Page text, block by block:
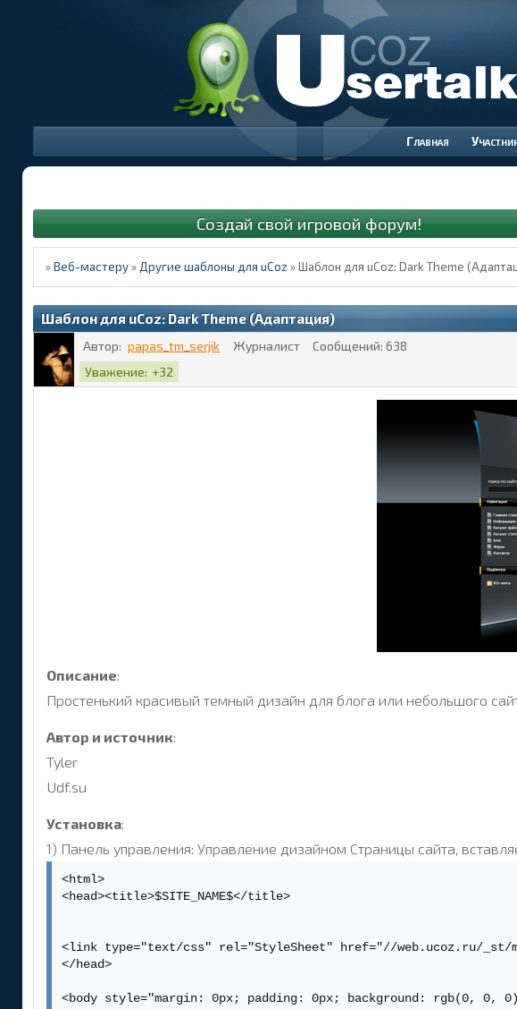
Создай свой игровой форум!
»Веб-мастеру »Другие шаблоны для uCoz »Шаблон для uCoz: Dark Theme
Шаблон для uCoz: Dark Theme (Адаптация)
Автор: papas_tm_serjik Журналист Сообщений: 638
Уважение: +32
Описание:
Простенький красивый темный дизайн для блога или небольшого
Автор и источник:
Tyler
Udf.su
Установка:
1) Панель управления: Управление дизайном Страницы сайта,
<html>
<head><title>$SITE_NAME$</title>
<link type="text/css" rel="StyleSheet" href="//web.ucoz.ru/_st/
</head>
<body style="margin: 0px; padding: 0px; background: rgb(0,